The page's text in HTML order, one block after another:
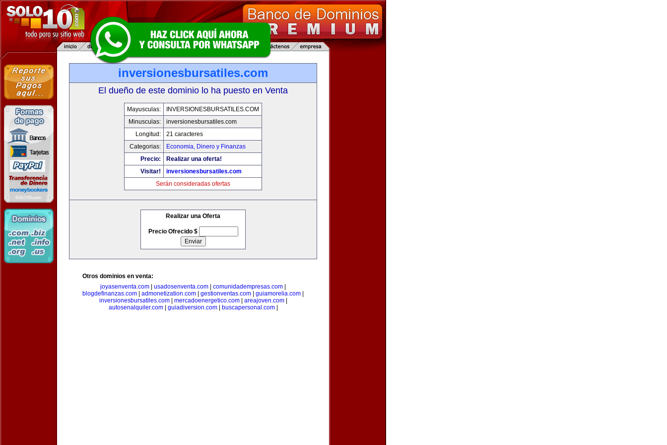
inversionesbursatiles.com
El dueño de este dominio lo ha puesto en Venta
Mayusculas:
INVERSIONESBURSATILES.COM
Minusculas:
inversionesbursatiles.com
Longitud:
21 caracteres
Categorias:
Economia, Dinero y Finanzas
Precio:
Realizar una oferta!
Visitar!
inversionesbursatiles.com
Serán consideradas ofertas
Realizar una Oferta
Precio Ofrecido $
Otros dominios en venta:
joyasenventa.com
usadosenventa.com comunidadempresas.com
blogdefinanzas.com
admonetization.com gestionventas.com guiamorelia.com
inversionesbursatiles.com| mercadoenergetico.com| areajoven.com|
autosenalquiler.com| guiadiversion.com| buscapersonal.com|